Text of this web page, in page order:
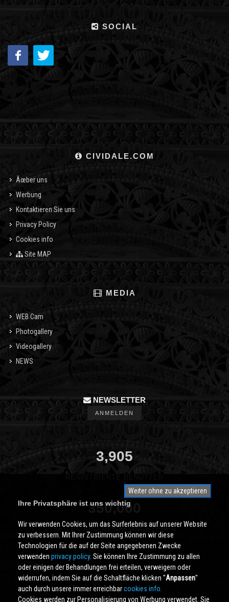
SOCIAL
CIVIDALE.COM
Ãœber uns
Werbung
Kontaktieren Sie uns
Privacy Policy
Cookies info
Site MAP
MEDIA
WEB Cam
Photogallery
Videogallery
NEWS
NEWSLETTER
ANMELDEN
3,905
350,000
SEITEN PRO MONAT ANGESEHEN
Weiter ohne zu akzeptieren
Ihre Privatsphäre ist uns wichtig
Wir verwenden Cookies, um das Surferlebnis auf unserer Website
zu verbessern. Mit Ihrer Zustimmung können wir diese
Technologien für die auf der Seite angegebenen Zwecke
verwenden privacy policy. Sie können Ihre Zustimmung zu allen
oder einigen der Behandlungen frei erteilen, verweigern oder
widerrufen, indem Sie auf die Schaltfläche klicken ''Anpassen''
auch durch unsere immer erreichbarcookies info.
Cookies werden zur Personalisierung von Werbung verwendet. Sie